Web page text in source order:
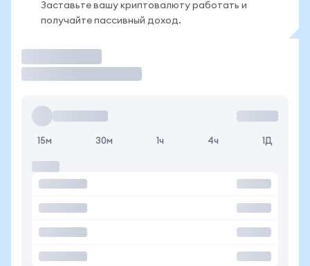
Заставьте вашу криптовалюту работать и
получайте пассивный доход.
15м 30м 1ч 4ч 1Д